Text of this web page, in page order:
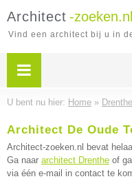
Architect -zoeken.nl
Vind een architect bij u in
U bent nu hier: Home » Drenthe
Architect De Oude
Architect-zoeken.nl bevat
Ga naar architect Drenthe of
via één e-mail in contact te